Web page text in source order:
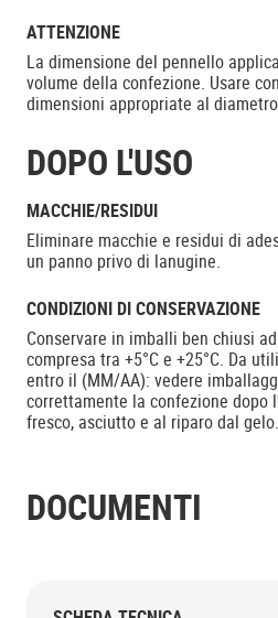
ATTENZIONE
La dimensione del pennello
volume della confezione. Usare
dimensioni appropriate al
DOPO L'USO
MACCHIE/RESIDUI
Eliminare macchie e residui di
un panno privo di lanugine.
CONDIZIONI DI CONSERVAZIONE
Conservare in imballi ben chiusi
compresa tra +5°C e +25°C. Da
entro il (MM/AA): vedere
correttamente la confezione dopo
fresco, asciutto e al riparo dal gelo.
DOCUMENTI